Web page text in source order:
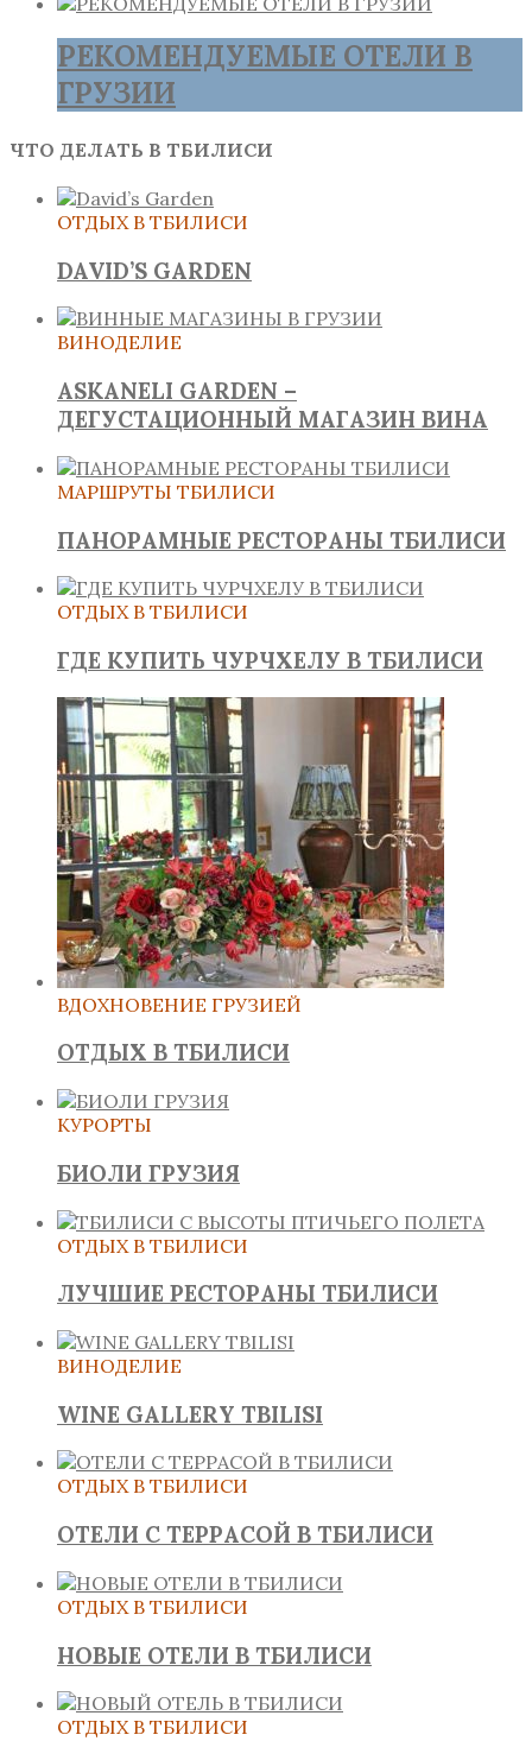
РЕКОМЕНДУЕМЫЕ ОТЕЛИ В
ГРУЗИИ
ЧТО ДЕЛАТЬ В ТБИЛИСИ
ОТДЫХ В ТБИЛИСИ
DAVID’S GARDEN
ВИНОДЕЛИЕ
ASKANELI GARDEN –
ДЕГУСТАЦИОННЫЙ МАГАЗИН ВИНА
МАРШРУТЫ ТБИЛИСИ
ПАНОРАМНЫЕ РЕСТОРАНЫ ТБИЛИСИ
ОТДЫХ В ТБИЛИСИ
ГДЕ КУПИТЬ ЧУРЧХЕЛУ В ТБИЛИСИ
ВДОХНОВЕНИЕ ГРУЗИЕЙ
ОТДЫХ В ТБИЛИСИ
КУРОРТЫ
БИОЛИ ГРУЗИЯ
ОТДЫХ В ТБИЛИСИ
ЛУЧШИЕ РЕСТОРАНЫ ТБИЛИСИ
ВИНОДЕЛИЕ
WINE GALLERY TBILISI
ОТДЫХ В ТБИЛИСИ
ОТЕЛИ С ТЕРРАСОЙ В ТБИЛИСИ
ОТДЫХ В ТБИЛИСИ
НОВЫЕ ОТЕЛИ В ТБИЛИСИ
ОТДЫХ В ТБИЛИСИ